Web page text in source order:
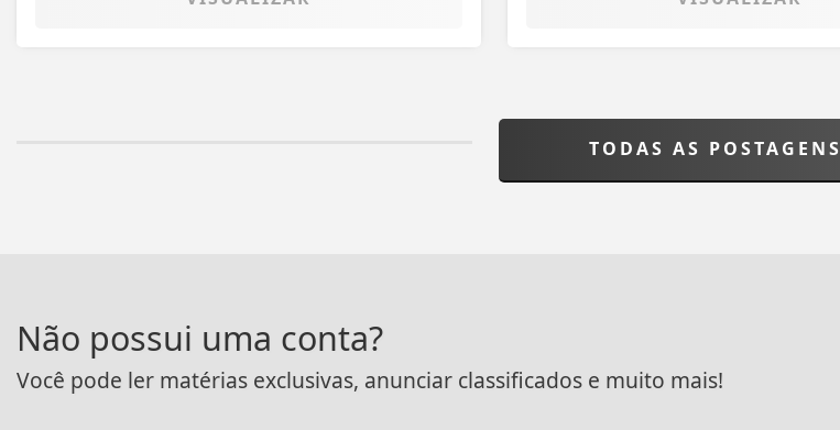
TODAS AS POSTAGENS
Não possui uma conta?
Você pode ler matérias exclusivas, anunciar classificados e muito mais!